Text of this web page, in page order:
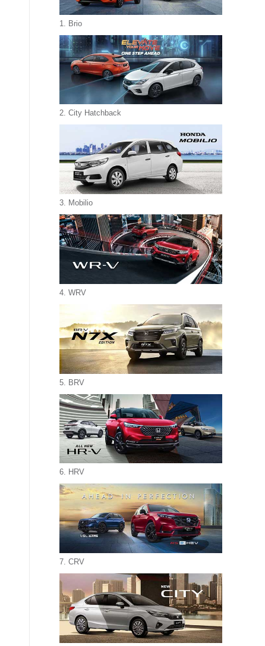
1. Brio
2. City Hatchback
3. Mobilio
4. WRV
5. BRV
6. HRV
7. CRV